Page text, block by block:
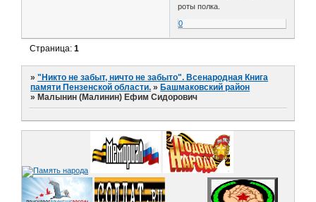
роты полка.
0
Страница:1
»"Никто не забыт, ничто не забыто". Всенародная Книга
памяти Пензенской области. » Башмаковский район
» Малынин (Малинин) Ефим Сидорович